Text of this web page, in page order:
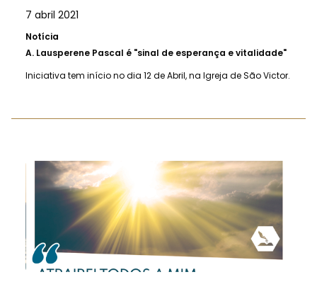
7 abril 2021
Notícia
A. Lausperene Pascal é "sinal de esperança e vitalidade"
Iniciativa tem início no dia 12 de Abril, na Igreja de São Victor.